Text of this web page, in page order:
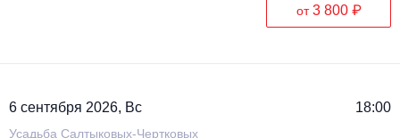
от3 800 ₽
6 сентября 2026, Вс 18:00
Усадьба Салтыковых-Чертковых